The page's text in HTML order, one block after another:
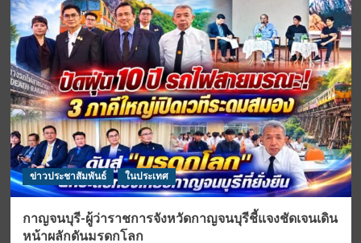
ข่าวประชาสัมพันธ์ ในประเทศ
กาญจนบุรี-ผู้ว่าราชการจังหวัดกาญจนบุรีชี้แจงชัดเจนเดิน
หน้าผลักดันมรดกโลก